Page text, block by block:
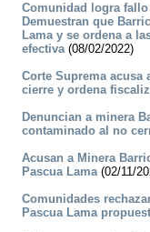
Comunidad logra
Demuestran que
Lama y se ordena a
efectiva(08/02/2022)
Corte Suprema acusa
cierre y ordena
Denuncian a minera
contaminado al no
Acusan a Minera
Pascua Lama(02/11/
Comunidades
Pascua Lama